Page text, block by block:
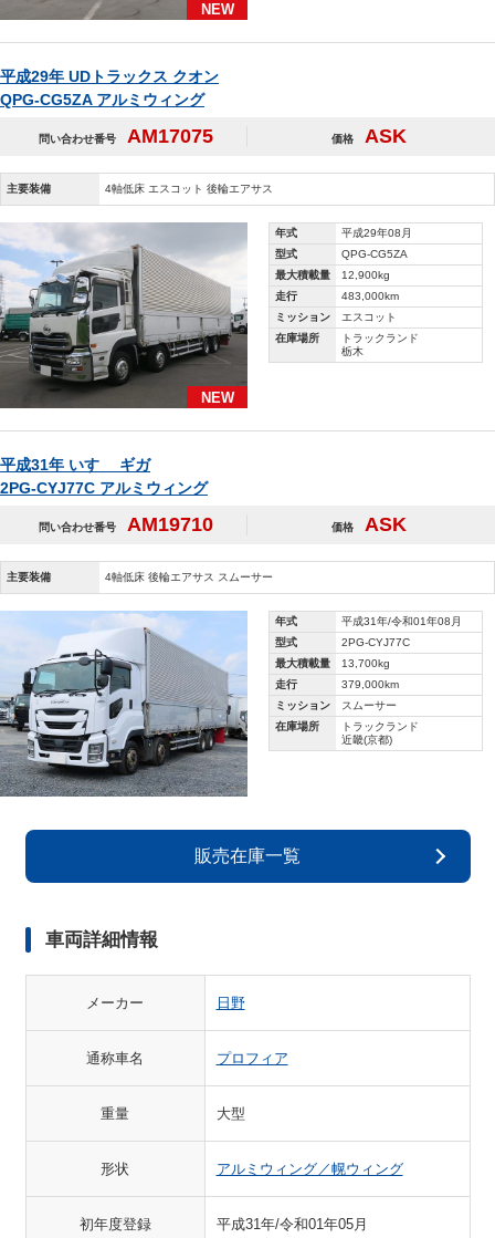
NEW
平成29年 UDトラックス クオン
QPG-CG5ZA アルミウィング
問い合わせ番号 AM17075 価格 ASK
主要装備 4軸低床 エスコット 後輪エアサス
NEW
年式
平成29年08月
型式
QPG-CG5ZA
最大積載量
12,900kg
走行
483,000km
ミッション
エスコット
在庫場所
トラックランド
栃木
平成31年 いすゞ ギガ
2PG-CYJ77C アルミウィング
問い合わせ番号 AM19710 価格 ASK
主要装備 4軸低床 後輪エアサス スムーサー
年式
平成31年/令和01年08月
型式
2PG-CYJ77C
最大積載量
13,700kg
走行
379,000km
ミッション
スムーサー
在庫場所
トラックランド
近畿(京都)
販売在庫一覧
車両詳細情報
メーカー 日野
通称車名 プロフィア
重量 大型
形状 アルミウィング／幌ウィング
初年度登録 平成31年/令和01年05月